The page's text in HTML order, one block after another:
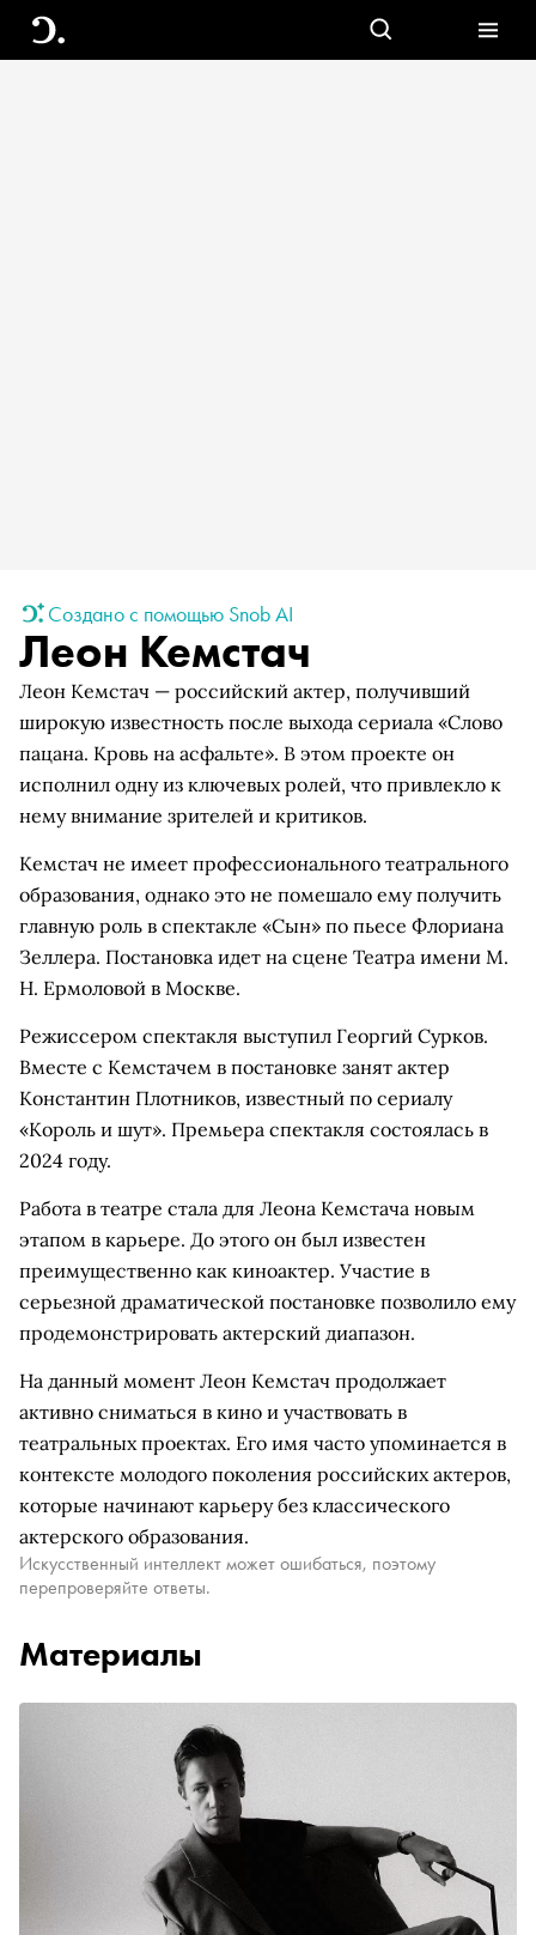
Создано с помощью Snob AI
Леон Кемстач
Леон Кемстач — российский актер, получивший
широкую известность после выхода сериала «Слово
пацана. Кровь на асфальте». В этом проекте он
исполнил одну из ключевых ролей, что привлекло к
нему внимание зрителей и критиков.
Кемстач не имеет профессионального театрального
образования, однако это не помешало ему получить
главную роль в спектакле «Сын» по пьесе Флориана
Зеллера. Постановка идет на сцене Театра имени М.
Н. Ермоловой в Москве.
Режиссером спектакля выступил Георгий Сурков.
Вместе с Кемстачем в постановке занят актер
Константин Плотников, известный по сериалу
«Король и шут». Премьера спектакля состоялась в
2024 году.
Работа в театре стала для Леона Кемстача новым
этапом в карьере. До этого он был известен
преимущественно как киноактер. Участие в
серьезной драматической постановке позволило ему
продемонстрировать актерский диапазон.
На данный момент Леон Кемстач продолжает
активно сниматься в кино и участвовать в
театральных проектах. Его имя часто упоминается в
контексте молодого поколения российских актеров,
которые начинают карьеру без классического
актерского образования.
Искусственный интеллект может ошибаться, поэтому
перепроверяйте ответы.
Материалы